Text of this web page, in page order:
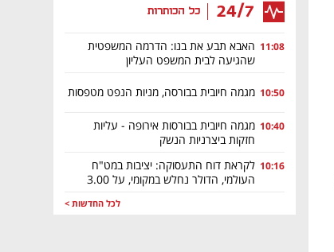
24/7 כל הכותרות
11:08 האבא תבע את בנו: הדרמה המשפטית
שהגיעה לבית המשפט העליון
10:50 מגמה חיובית בבורסה, מניות הנפט מטפסות
10:40 מגמה חיובית בבורסות אירופה - עליות
חזקות ביצרניות הנשק
10:16 לקראת דוח התעסוקה: יציבות במט"ח
העולמי, הדולר נחלש במקומי, על 3.00
לכל החדשות >